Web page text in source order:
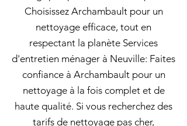
Choisissez Archambault pour un
nettoyage efficace, tout en
respectant la planète Services
d'entretien ménager à Neuville: Faites
confiance à Archambault pour un
nettoyage à la fois complet et de
haute qualité. Si vous recherchez des
tarifs de nettoyage pas cher,